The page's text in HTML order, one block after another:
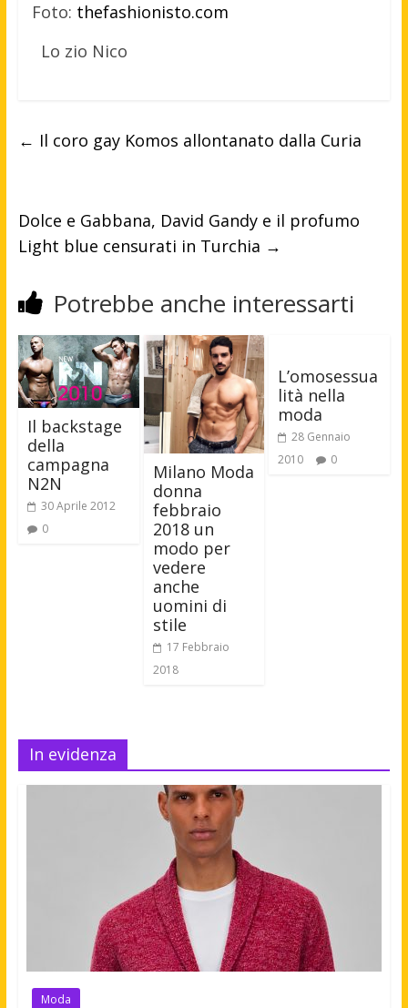
Foto: thefashionisto.com
Lo zio Nico
← Il coro gay Komos allontanato dalla Curia
Dolce e Gabbana, David Gandy e il profumo
Light blue censurati in Turchia →
Potrebbe anche interessarti
Il backstage
della
campagna
N2N
30 Aprile 2012
0
Milano Moda
donna
febbraio
2018 un
modo per
vedere
anche
uomini di
stile
17 Febbraio
2018
L’omosessua
lità nella
moda
28 Gennaio
2010
0
In evidenza
Moda